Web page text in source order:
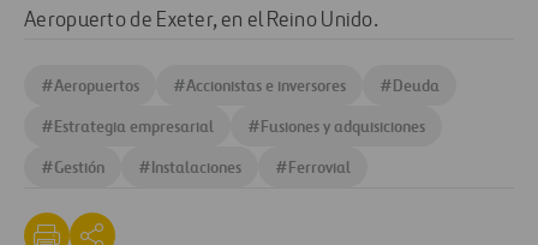
Aeropuerto de Exeter, en el Reino Unido.
#Aeropuertos #Accionistas e inversores #Deuda
#Estrategia empresarial #Fusiones y adquisiciones
#Gestión #Instalaciones #Ferrovial